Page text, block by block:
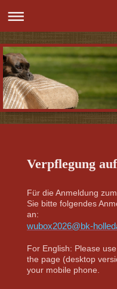
Verpflegung
Für die Anmeldung
Sie bitte folgendes
an:
wubox2026@bk-
For English: Please
the page (desktop
your mobile phone.